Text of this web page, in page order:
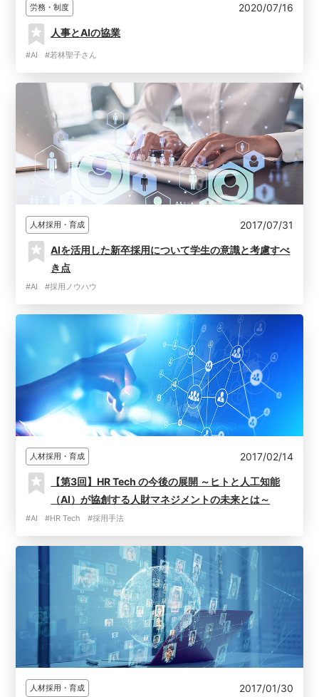
労務・制度 2020/07/16
人事とAIの協業
#AI #若林聖子さん
人材採用・育成 2017/07/31
AIを活用した新卒採用について学生の意識と考慮すべ
き点
#AI #採用ノウハウ
人材採用・育成 2017/02/14
【第3回】HR Tech の今後の展開 ～ヒトと人工知能
（AI）が協創する人財マネジメントの未来とは～
#AI #HR Tech #採用手法
人材採用・育成 2017/01/30